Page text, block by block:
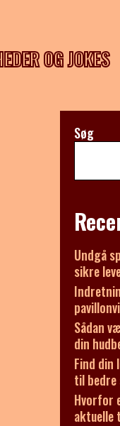
OG JOKES
Søg
Undgå
sikre
Sådan
din
Find din
til bedre
Hvorfor
aktuelle